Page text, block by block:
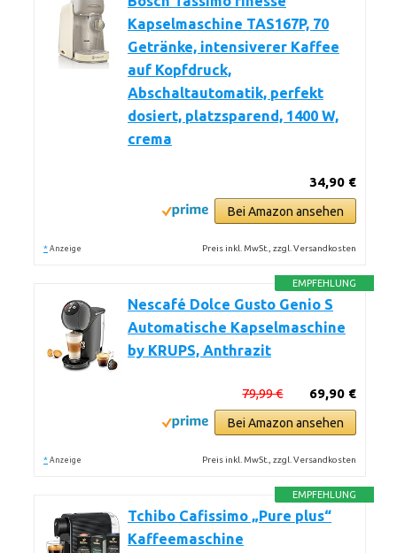
Kapselmaschine TAS167P, 70
Getränke, intensiverer Kaffee
auf Kopfdruck,
Abschaltautomatik, perfekt
dosiert, platzsparend, 1400 W,
crema
34,90 €
Bei Amazon ansehen
* Anzeige Preis inkl. MwSt., zzgl. Versandkosten
EMPFEHLUNG
Nescafé Dolce Gusto Genio S
Automatische Kapselmaschine
by KRUPS, Anthrazit
69,90 €
79,99 €
Bei Amazon ansehen
* Anzeige Preis inkl. MwSt., zzgl. Versandkosten
EMPFEHLUNG
Tchibo Cafissimo „Pure plus“
Kaffeemaschine